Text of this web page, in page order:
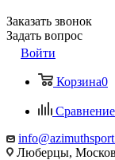
Заказать звонок
Задать вопрос
Войти
Корзина0
Люберцы,